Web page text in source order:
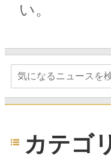
い。
カテゴ